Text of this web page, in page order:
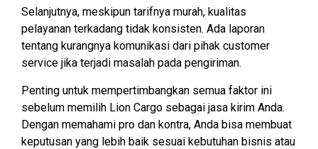
Selanjutnya, meskipun tarifnya murah, kualitas
pelayanan terkadang tidak konsisten. Ada laporan
tentang kurangnya komunikasi dari pihak customer
service jika terjadi masalah pada pengiriman.
Penting untuk mempertimbangkan semua faktor ini
sebelum memilih Lion Cargo sebagai jasa kirim Anda.
Dengan memahami pro dan kontra, Anda bisa membuat
keputusan yang lebih baik sesuai kebutuhan bisnis atau